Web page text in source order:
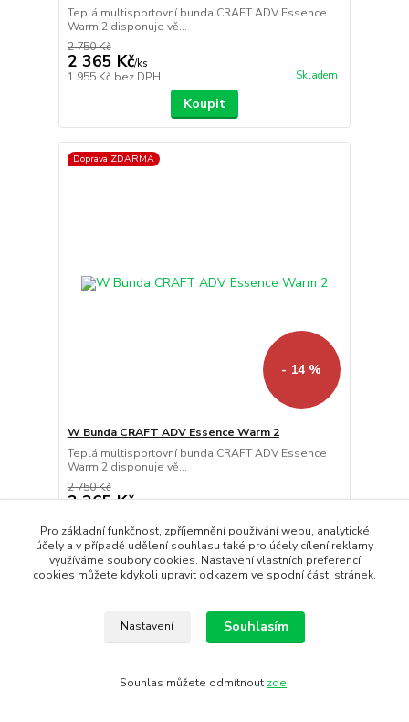
Teplá multisportovní bunda CRAFT ADV Essence
Warm 2 disponuje vě...
2 750 Kč
2 365 Kč/ks
1 955 Kč bez DPH Skladem
Koupit
Doprava ZDARMA
- 14 %
W Bunda CRAFT ADV Essence Warm 2
Teplá multisportovní bunda CRAFT ADV Essence
Warm 2 disponuje vě...
2 750 Kč
2 365 Kč/ks
Koupit
Pro základní funkčnost, zpříjemnění používání webu, analytické
účely a v případě udělení souhlasu také pro účely cílení reklamy
využíváme soubory cookies. Nastavení vlastních preferencí
cookies můžete kdykoli upravit odkazem ve spodní části stránek.
Nastavení Souhlasím
Souhlas můžete odmítnout zde.